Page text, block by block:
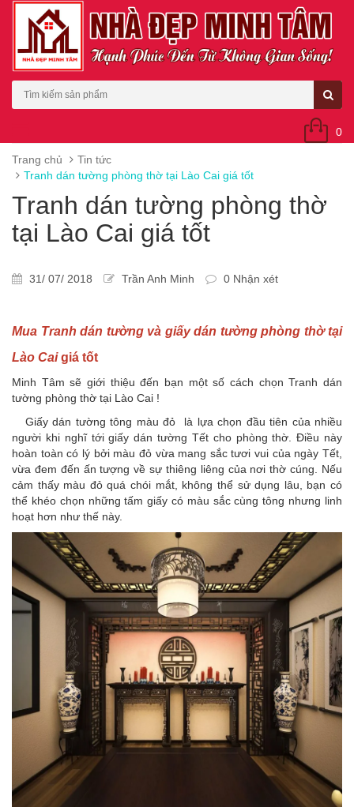
0
Trang chủ
Tin tức
Tranh dán tường phòng thờ tại Lào Cai giá tốt
Tranh dán tường phòng thờ
tại Lào Cai giá tốt
31/ 07/ 2018 Trần Anh Minh 0 Nhận xét
Mua Tranh dán tường và giấy dán tường phòng thờ tại
Lào Caigiá tốt
Minh Tâm sẽ giới thiệu đến bạn một số cách chọn Tranh dán
tường phòng thờ tại Lào Cai !
Giấy dán tường tông màu đỏ là lựa chọn đầu tiên của nhiều
người khi nghĩ tới giấy dán tường Tết cho phòng thờ. Điều này
hoàn toàn có lý bởi màu đỏ vừa mang sắc tươi vui của ngày Tết,
vừa đem đến ấn tượng về sự thiêng liêng của nơi thờ cúng. Nếu
cảm thấy màu đỏ quá chói mắt, không thể sử dụng lâu, bạn có
thể khéo chọn những tấm giấy có màu sắc cùng tông nhưng linh
hoạt hơn như thế này.